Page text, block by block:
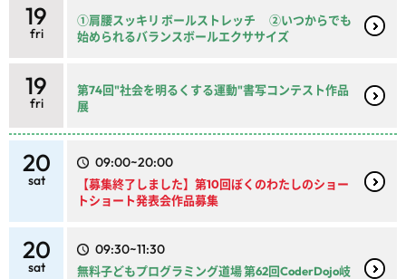
19
fri
①肩腰スッキリ ボールストレッチ ②いつからでも
始められるバランスボールエクササイズ
19
fri
第74回"社会を明るくする運動"書写コンテスト作品
展
20
sat
09:00~20:00
【募集終了しました】第10回ぼくのわたしのショー
トショート発表会作品募集
20
sat
09:30~11:30
無料子どもプログラミング道場 第62回CoderDojo岐